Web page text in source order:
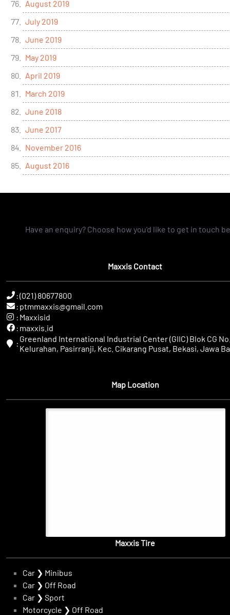
August 2019
July 2019
June 2019
May 2019
April 2019
March 2019
June 2018
June 2017
November 2016
August 2016
Have an enquiry? Choose how you'd like to get in touch
Maxxis Contact
:(021) 80677800
: ptmmaxxis@gmail.com
: Maxxisid
: maxxis.id
: Greenland International Industrial Center (GIIC) Blok CG
Kelurahan, Pasirranji, Kec. Cikarang Pusat, Bekasi, Jawa
Map Location
Maxxis Tire
Car ❯ Minibus
Car ❯ Off Road
Car ❯ Sport
Motorcycle ❯ Off Road